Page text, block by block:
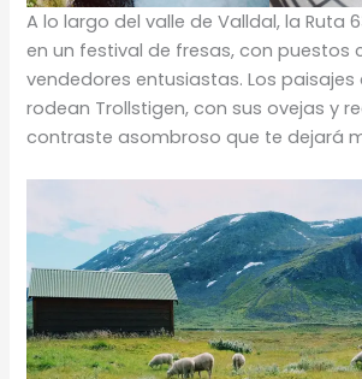
A lo largo del valle de Valldal, la Ruta
en un festival de fresas, con puestos
vendedores entusiastas. Los paisajes
rodean Trollstigen, con sus ovejas y
contraste asombroso que te dejará